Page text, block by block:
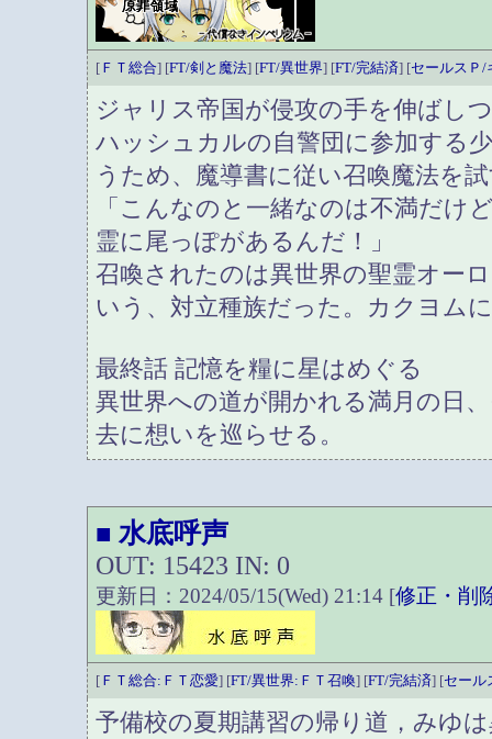
[ ＦＴ総合] [FT/剣と魔法] [FT/異世界] [FT/完結済] [セールスＰ/
ジャリス帝国が侵攻の手を伸ばし
ハッシュカルの自警団に参加する
うため、魔導書に従い召喚魔法を
「こんなのと一緒なのは不満だけ
霊に尾っぽがあるんだ！」
召喚されたのは異世界の聖霊オー
いう、対立種族だった。カクヨム
最終話 記憶を糧に星はめぐる
異世界への道が開かれる満月の日
去に想いを巡らせる。
■ 水底呼声
OUT: 15423 IN: 0
更新日：2024/05/15(Wed) 21:14 [修正・削
[ ＦＴ総合:ＦＴ恋愛] [FT/異世界:ＦＴ召喚] [FT/完結済] [セール
予備校の夏期講習の帰り道，みゆ